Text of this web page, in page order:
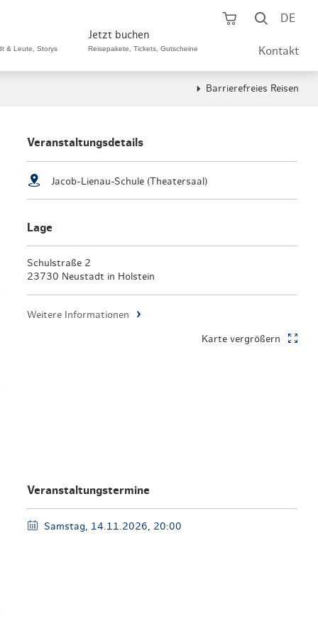
Sonntage
Schuhe, Schmuck
& Bistros A-Z
Originale
Restaurants
& Feinschmecker
günstig
& Leute, Storys
Jetzt buchen
Reisepakete, Tickets, Gutscheine
Reisepakete
Hamburg CARD
Hotels
Gutschein schenken
Gruppenreisen
Warenkorb
Suche
DE
Kontakt
Barrierefreies Reisen
Veranstaltungsdetails
Jacob-Lienau-Schule (Theatersaal)
Lage
Schulstraße 2
23730 Neustadt in Holstein
Weitere Informationen
Karte vergrößern
Veranstaltungstermine
Samstag, 14.11.2026, 20:00